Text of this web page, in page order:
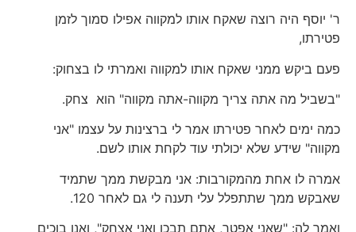
ר' יוסף היה רוצה שאקח אותו למקווה אפילו סמוך לזמן
פטירתו,
פעם ביקש ממני שאקח אותו למקווה ואמרתי לו בצחוק:
"בשביל מה אתה צריך מקווה-אתה מקווה" הוא צחק.
כמה ימים לאחר פטירתו אמר לי ברצינות על עצמו "אני
מקווה" שידע שלא יכולתי עוד לקחת אותו לשם.
אמרה לו אחת מהמקורבות: אני מבקשת ממך שתמיד
שאבקש ממך שתתפלל עלי תענה לי גם לאחר 120.
ואמר לה: "שאני אפטר, אתם תבכו ואני אצחק", ואנו בוכים